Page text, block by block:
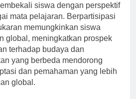
siswa dengan perspektif
mata pelajaran. Berpartisipasi
memungkinkan siswa
global, meningkatkan prospek
terhadap budaya dan
yang berbeda mendorong
dan pemahaman yang lebih
global.